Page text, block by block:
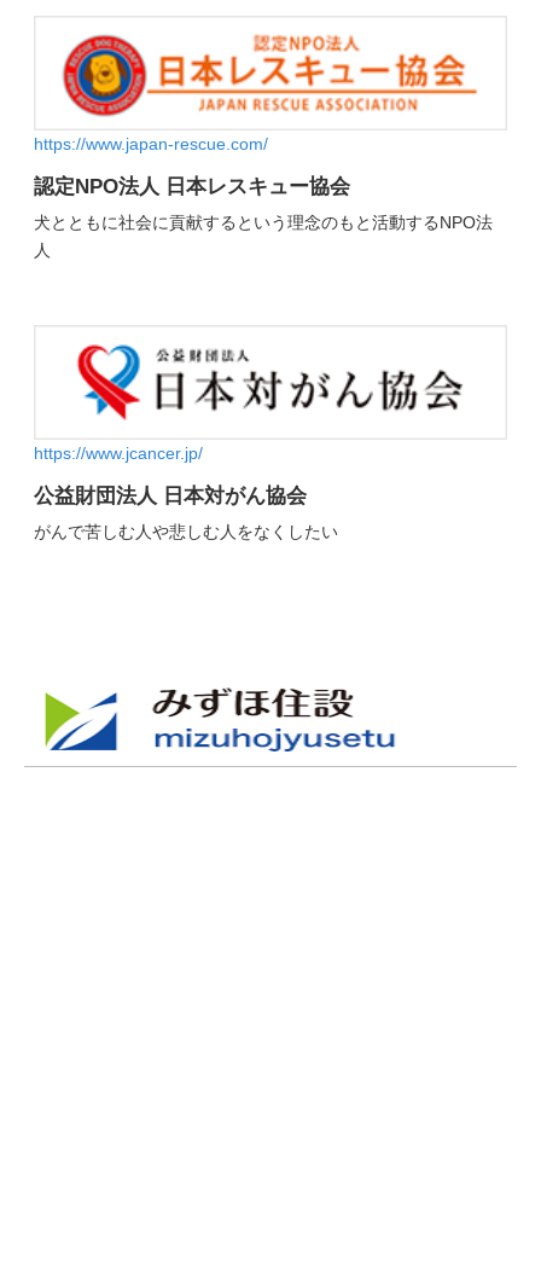
https://www.japan-rescue.com/
認定NPO法人 日本レスキュー協会
犬とともに社会に貢献するという理念のもと活動するNPO法
人
https://www.jcancer.jp/
公益財団法人 日本対がん協会
がんで苦しむ人や悲しむ人をなくしたい